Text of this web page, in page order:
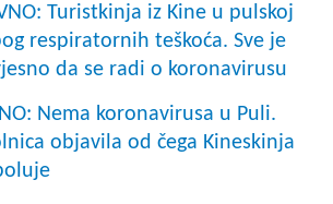
Turistkinja iz Kine u pulskoj
respiratornih teškoća. Sve je
da se radi o koronavirusu
Nema koronavirusa u Puli.
objavila od čega Kineskinja